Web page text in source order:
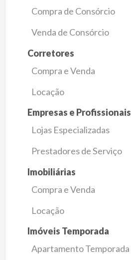
Compra de Consórcio
Venda de Consórcio
Corretores
Compra e Venda
Locação
Empresas e Profissionais
Lojas Especializadas
Prestadores de Serviço
Imobiliárias
Compra e Venda
Locação
Imóveis Temporada
Apartamento Temporada